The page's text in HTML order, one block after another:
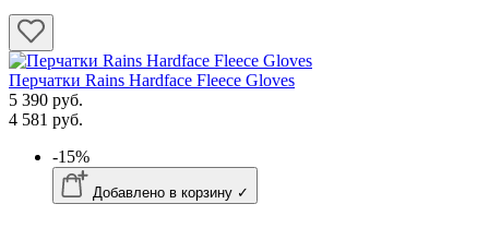
Перчатки Rains Hardface Fleece Gloves
5 390 руб.
4 581 руб.
-15%
Добавлено в корзину ✓